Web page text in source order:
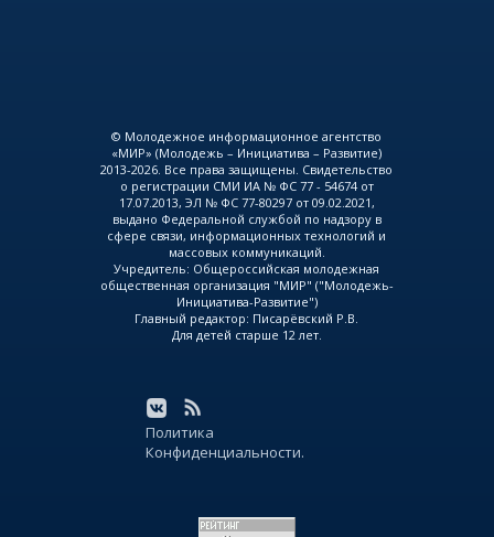
© Молодежное информационное агентство
«МИР» (Молодежь – Инициатива – Развитие)
2013-2026. Все права защищены. Свидетельство
о регистрации СМИ ИА № ФС 77 - 54674 от
17.07.2013, ЭЛ № ФС 77-80297 от 09.02.2021,
выдано Федеральной службой по надзору в
сфере связи, информационных технологий и
массовых коммуникаций.
Учредитель: Общероссийская молодежная
общественная организация "МИР" ("Молодежь-
Инициатива-Развитие")
Главный редактор: Писарёвский Р.В.
Для детей старше 12 лет.
Политика
Конфиденциальности.